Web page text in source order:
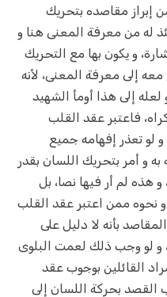
إبراز‌ مقاصده بتحريك
له من معرفة المعنى هنا و
و يكون بها مع التحريك
إلى معرفة المعنى، لأنه
إلى هذا أومأ الشهيد
فاعتبر عقد القلب
لو تعذر إفهامه جميع
و أمر بتحريك اللسان بقدر
هذه لم أر فيها نصا، بل
نحوه ممن اعتبر عقد القلب
بأنه لا دليل على
و لو وجب ذلك لعمت البلوى
القائلين بوجوب عقد
بحركة اللسان إلى